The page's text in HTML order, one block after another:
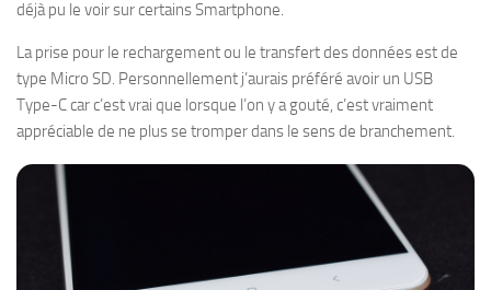
déjà pu le voir sur certains Smartphone.
La prise pour le rechargement ou le transfert des données est de
type Micro SD. Personnellement j’aurais préféré avoir un USB
Type-C car c’est vrai que lorsque l’on y a gouté, c’est vraiment
appréciable de ne plus se tromper dans le sens de branchement.